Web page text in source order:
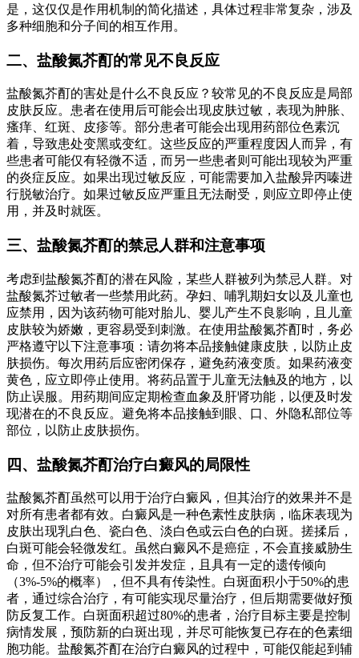
是，这仅仅是作用机制的简化描述，具体过程非常复杂，涉及
多种细胞和分子间的相互作用。
二、盐酸氮芥酊的常见不良反应
盐酸氮芥酊的害处是什么不良反应？较常见的不良反应是局部
皮肤反应。患者在使用后可能会出现皮肤过敏，表现为肿胀、
瘙痒、红斑、皮疹等。部分患者可能会出现用药部位色素沉
着，导致患处变黑或变红。这些反应的严重程度因人而异，有
些患者可能仅有轻微不适，而另一些患者则可能出现较为严重
的炎症反应。如果出现过敏反应，可能需要加入盐酸异丙嗪进
行脱敏治疗。如果过敏反应严重且无法耐受，则应立即停止使
用，并及时就医。
三、盐酸氮芥酊的禁忌人群和注意事项
考虑到盐酸氮芥酊的潜在风险，某些人群被列为禁忌人群。对
盐酸氮芥过敏者一些禁用此药。孕妇、哺乳期妇女以及儿童也
应禁用，因为该药物可能对胎儿、婴儿产生不良影响，且儿童
皮肤较为娇嫩，更容易受到刺激。在使用盐酸氮芥酊时，务必
严格遵守以下注意事项：请勿将本品接触健康皮肤，以防止皮
肤损伤。每次用药后应密闭保存，避免药液变质。如果药液变
黄色，应立即停止使用。将药品置于儿童无法触及的地方，以
防止误服。用药期间应定期检查血象及肝肾功能，以便及时发
现潜在的不良反应。避免将本品接触到眼、口、外隐私部位等
部位，以防止皮肤损伤。
四、盐酸氮芥酊治疗白癜风的局限性
盐酸氮芥酊虽然可以用于治疗白癜风，但其治疗的效果并不是
对所有患者都有效。白癜风是一种色素性皮肤病，临床表现为
皮肤出现乳白色、瓷白色、淡白色或云白色的白斑。搓揉后，
白斑可能会轻微发红。虽然白癜风不是癌症，不会直接威胁生
命，但不治疗可能会引发并发症，且具有一定的遗传倾向
（3%-5%的概率），但不具有传染性。白斑面积小于50%的患
者，通过综合治疗，有可能实现尽量治疗，但后期需要做好预
防反复工作。白斑面积超过80%的患者，治疗目标主要是控制
病情发展，预防新的白斑出现，并尽可能恢复已存在的色素细
胞功能。盐酸氮芥酊在治疗白癜风的过程中，可能仅能起到辅